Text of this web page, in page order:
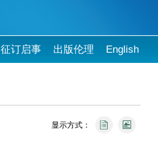
征订启事 出版伦理 English
显示方式：